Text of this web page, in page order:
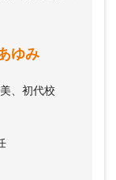
ゆみ
、初代校